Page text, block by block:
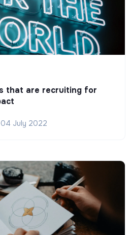
that are recruiting for
04 July 2022